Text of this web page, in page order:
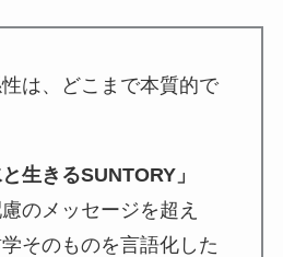
は、どこまで本質的で
生きるSUNTORY」
のメッセージを超え
そのものを言語化した